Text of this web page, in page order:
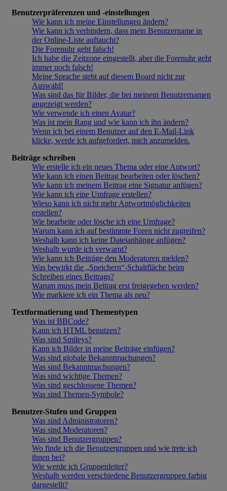
Benutzerpräferenzen und -einstellungen
Wie kann ich meine Einstellungen ändern?
Wie kann ich verhindern, dass mein Benutzername in
der Online-Liste auftaucht?
Die Forenuhr geht falsch!
Ich habe die Zeitzone eingestellt, aber die Forenuhr geht
immer noch falsch!
Meine Sprache steht auf diesem Board nicht zur
Auswahl!
Was sind das für Bilder, die bei meinem Benutzernamen
angezeigt werden?
Wie verwende ich einen Avatar?
Was ist mein Rang und wie kann ich ihn ändern?
Wenn ich bei einem Benutzer auf den E-Mail-Link
klicke, werde ich aufgefordert, mich anzumelden.
Beiträge schreiben
Wie erstelle ich ein neues Thema oder eine Antwort?
Wie kann ich einen Beitrag bearbeiten oder löschen?
Wie kann ich meinem Beitrag eine Signatur anfügen?
Wie kann ich eine Umfrage erstellen?
Wieso kann ich nicht mehr Antwortmöglichkeiten
erstellen?
Wie bearbeite oder lösche ich eine Umfrage?
Warum kann ich auf bestimmte Foren nicht zugreifen?
Weshalb kann ich keine Dateianhänge anfügen?
Weshalb wurde ich verwarnt?
Wie kann ich Beiträge den Moderatoren melden?
Was bewirkt die „Speichern“-Schaltfläche beim
Schreiben eines Beitrags?
Warum muss mein Beitrag erst freigegeben werden?
Wie markiere ich ein Thema als neu?
Textformatierung und Thementypen
Was ist BBCode?
Kann ich HTML benutzen?
Was sind Smileys?
Kann ich Bilder in meine Beiträge einfügen?
Was sind globale Bekanntmachungen?
Was sind Bekanntmachungen?
Was sind wichtige Themen?
Was sind geschlossene Themen?
Was sind Themen-Symbole?
Benutzer-Stufen und Gruppen
Was sind Administratoren?
Was sind Moderatoren?
Was sind Benutzergruppen?
Wo finde ich die Benutzergruppen und wie trete ich
ihnen bei?
Wie werde ich Gruppenleiter?
Weshalb werden verschiedene Benutzergruppen farbig
dargestellt?